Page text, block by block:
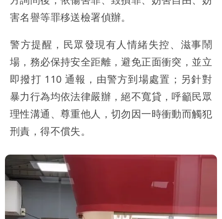
害名譽等罪移送檢署偵辦。
警方提醒，民眾發現有人情緒失控、滋事鬧
場，務必保持安全距離，避免正面衝突，並立
即撥打 110 通報，由警方到場處置；另針對
暴力行為均依法律嚴辦，絕不寬貸，呼籲民眾
理性溝通、尊重他人，切勿因一時衝動而觸犯
刑責，得不償失。